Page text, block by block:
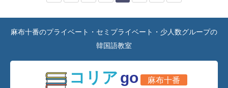
麻布十番のプライベート・セミプライベート・少人数グループの
韓国語教室
コリア go 麻布十番